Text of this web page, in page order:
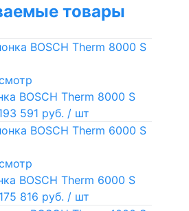
товары
BOSCH Therm 8000 S
591 руб. / шт
BOSCH Therm 6000 S
175 816 руб. / шт